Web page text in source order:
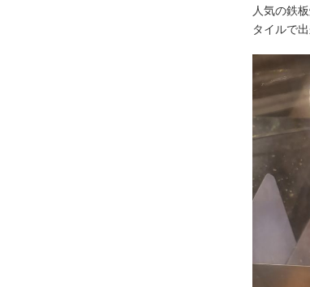
人気の鉄
タイルで